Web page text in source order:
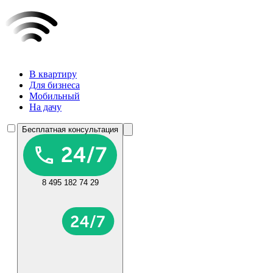
В квартиру
Для бизнеса
Мобильный
На дачу
Бесплатная консультация
8 495 182 74 29